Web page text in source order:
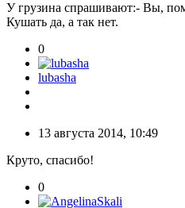
У грузина спрашивают:- Вы,
Кушать да, а так нет.
0
lubasha
13 августа 2014, 10:49
Круто, спасибо!
0